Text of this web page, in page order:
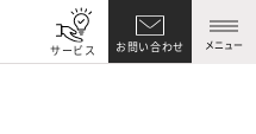
サービス お問い合わせ メニュー